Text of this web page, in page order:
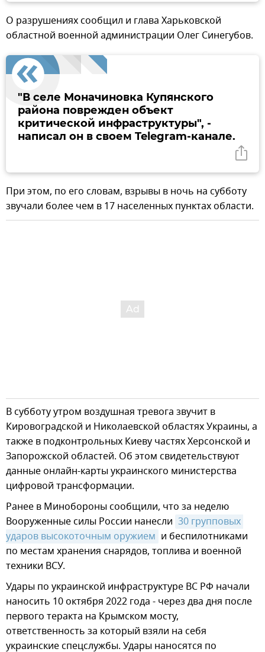
О разрушениях сообщил и глава Харьковской
областной военной администрации Олег Синегубов.
"В селе Моначиновка Купянского
района поврежден объект
критической инфраструктуры", -
написал он в своем Telegram-канале.
При этом, по его словам, взрывы в ночь на субботу
звучали более чем в 17 населенных пунктах области.
В субботу утром воздушная тревога звучит в
Кировоградской и Николаевской областях Украины, а
также в подконтрольных Киеву частях Херсонской и
Запорожской областей. Об этом свидетельствуют
данные онлайн-карты украинского министерства
цифровой трансформации.
Ранее в Минобороны сообщили, что за неделю
Вооруженные силы России нанесли 30 групповых
ударов высокоточным оружием и беспилотниками
по местам хранения снарядов, топлива и военной
техники ВСУ.
Удары по украинской инфраструктуре ВС РФ начали
наносить 10 октября 2022 года - через два дня после
первого теракта на Крымском мосту,
ответственность за который взяли на себя
украинские спецслужбы. Удары наносятся по